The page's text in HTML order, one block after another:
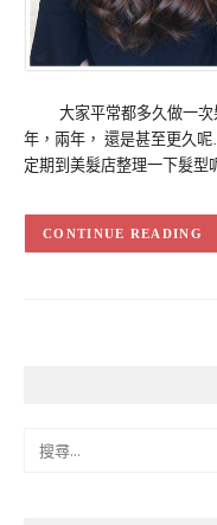
大家平常都多久做一次
年，兩年， 還是甚至更久
定期到美髮店整理一下髮
CONTINUE READING